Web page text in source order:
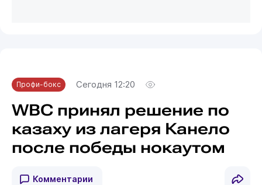
Профи-бокс Сегодня 12:20
WBC принял решение по
казаху из лагеря Канело
после победы нокаутом
Комментарии